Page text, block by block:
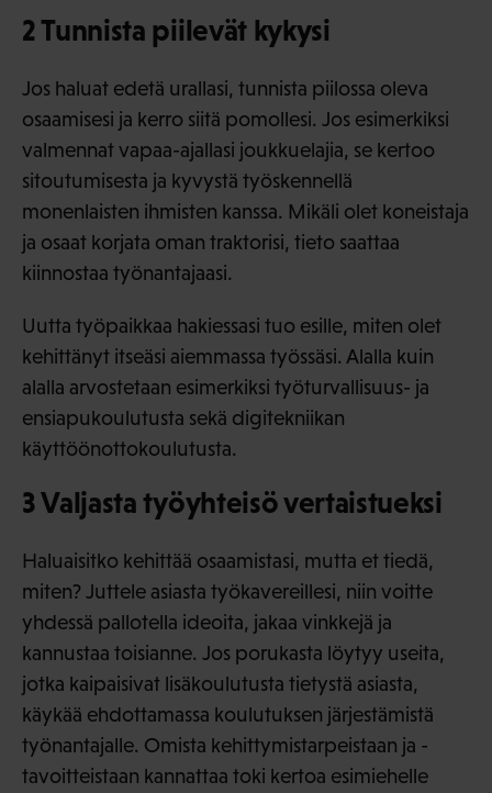
2 Tunnista piilevät kykysi
Jos haluat edetä urallasi, tunnista piilossa oleva
osaamisesi ja kerro siitä pomollesi. Jos esimerkiksi
valmennat vapaa-ajallasi joukkuelajia, se kertoo
sitoutumisesta ja kyvystä työskennellä
monenlaisten ihmisten kanssa. Mikäli olet koneistaja
ja osaat korjata oman traktorisi, tieto saattaa
kiinnostaa työnantajaasi.
Uutta työpaikkaa hakiessasi tuo esille, miten olet
kehittänyt itseäsi aiemmassa työssäsi. Alalla kuin
alalla arvostetaan esimerkiksi työturvallisuus- ja
ensiapukoulutusta sekä digitekniikan
käyttöönottokoulutusta.
3 Valjasta työyhteisö vertaistueksi
Haluaisitko kehittää osaamistasi, mutta et tiedä,
miten? Juttele asiasta työkavereillesi, niin voitte
yhdessä pallotella ideoita, jakaa vinkkejä ja
kannustaa toisianne. Jos porukasta löytyy useita,
jotka kaipaisivat lisäkoulutusta tietystä asiasta,
käykää ehdottamassa koulutuksen järjestämistä
työnantajalle. Omista kehittymistarpeistaan ja -
tavoitteistaan kannattaa toki kertoa esimiehelle